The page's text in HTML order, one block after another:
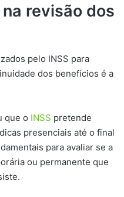
revisão dos
pelo INSS para
dos benefícios é a
que o INSS pretende
presenciais até o final
para avaliar se a
ou permanente que